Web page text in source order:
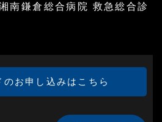
南鎌倉総合病院 救急総合診
のお申し込みはこちら